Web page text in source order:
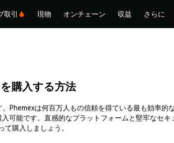
取引 現物 オンチェーン 収益 さらに
購入する方法
。Phemexは何百万人もの信頼を得ている最も効率
可能です。直感的なプラットフォームと堅牢なセ
購入しましょう。